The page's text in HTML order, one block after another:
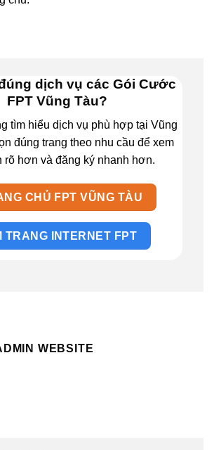
dịch vụ các Gói Cước
FPT Vũng Tàu?
tìm hiểu dịch vụ phù hợp tại Vũng
đúng trang theo nhu cầu để xem
rõ hơn và đăng ký nhanh hơn.
CHỦ FPT VŨNG TÀU
TRANG INTERNET FPT
WEBSITE